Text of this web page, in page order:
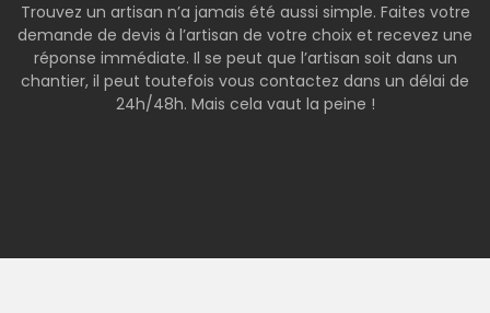
Trouvez un artisan n’a jamais été aussi simple. Faites votre
demande de devis à l’artisan de votre choix et recevez une
réponse immédiate. Il se peut que l’artisan soit dans un
chantier, il peut toutefois vous contactez dans un délai de
24h/48h. Mais cela vaut la peine !